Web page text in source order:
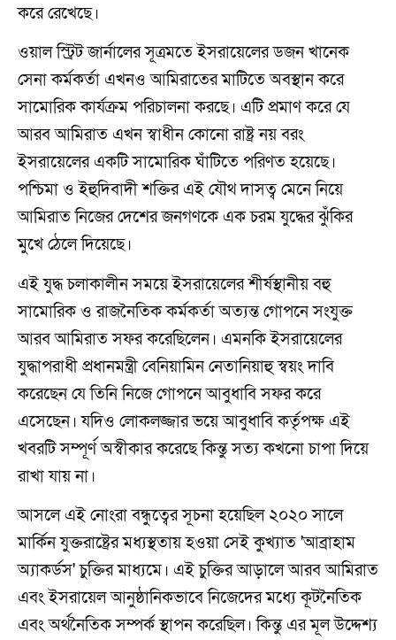
করে রেখেছে।
ওয়াল স্ট্রিট জার্নালের সূত্রমতে ইসরায়েলের ডজন খানেক
সেনা কর্মকর্তা এখনও আমিরাতের মাটিতে অবস্থান করে
সামোরিক কার্যক্রম পরিচালনা করছে। এটি প্রমাণ করে যে
আরব আমিরাত এখন স্বাধীন কোনো রাষ্ট্র নয় বরং
ইসরায়েলের একটি সামোরিক ঘাঁটিতে পরিণত হয়েছে।
পশ্চিমা ও ইহুদিবাদী শক্তির এই যৌথ দাসত্ব মেনে নিয়ে
আমিরাত নিজের দেশের জনগণকে এক চরম যুদ্ধের ঝুঁকির
মুখে ঠেলে দিয়েছে।
এই যুদ্ধ চলাকালীন সময়ে ইসরায়েলের শীর্ষস্থানীয় বহু
সামোরিক ও রাজনৈতিক কর্মকর্তা অত্যন্ত গোপনে সংযুক্ত
আরব আমিরাত সফর করেছিলেন। এমনকি ইসরায়েলের
যুদ্ধাপরাধী প্রধানমন্ত্রী বেনিয়ামিন নেতানিয়াহু স্বয়ং দাবি
করেছেন যে তিনি নিজে গোপনে আবুধাবি সফর করে
এসেছেন। যদিও লোকলজ্জার ভয়ে আবুধাবি কর্তৃপক্ষ এই
খবরটি সম্পূর্ণ অস্বীকার করেছে কিন্তু সত্য কখনো চাপা দিয়ে
রাখা যায় না।
আসলে এই নোংরা বন্ধুত্বের সূচনা হয়েছিল ২০২০ সালে
মার্কিন যুক্তরাষ্ট্রের মধ্যস্থতায় হওয়া সেই কুখ্যাত 'আব্রাহাম
অ্যাকর্ডস' চুক্তির মাধ্যমে। এই চুক্তির আড়ালে আরব আমিরাত
এবং ইসরায়েল আনুষ্ঠানিকভাবে নিজেদের মধ্যে কূটনৈতিক
এবং অর্থনৈতিক সম্পর্ক স্থাপন করেছিল। কিন্তু এর মূল উদ্দেশ্য